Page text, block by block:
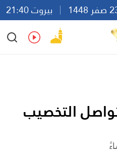
بيروت 21:40
Ar
En Fr Es
التخصيب